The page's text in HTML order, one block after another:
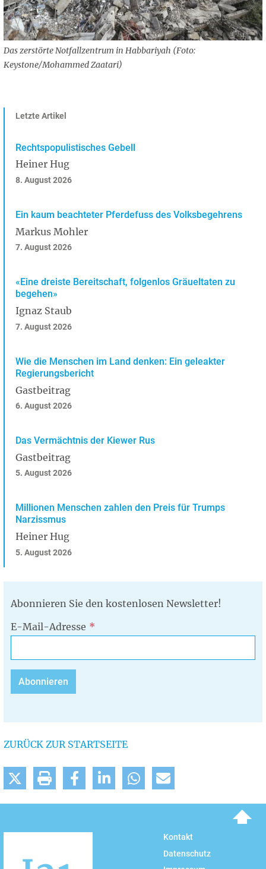
Das zerstörte Notfallzentrum in Habbariyah (Foto:
Keystone/Mohammed Zaatari)
Letzte Artikel
Rechtspopulistisches Gebell
Heiner Hug
8. August 2026
Ein kaum beachteter Pferdefuss des Volksbegehrens
Markus Mohler
7. August 2026
«Eine dreiste Bereitschaft, folgenlos Gräueltaten zu
begehen»
Ignaz Staub
7. August 2026
Wie die Menschen im Land denken: Ein geleakter
Regierungsbericht
Gastbeitrag
6. August 2026
Das Vermächtnis der Kiewer Rus
Gastbeitrag
5. August 2026
Millionen Menschen zahlen den Preis für Trumps
Narzissmus
Heiner Hug
5. August 2026
Abonnieren Sie den kostenlosen Newsletter!
E-Mail-Adresse
ZURÜCK ZUR STARTSEITE
Kontakt
Datenschutz